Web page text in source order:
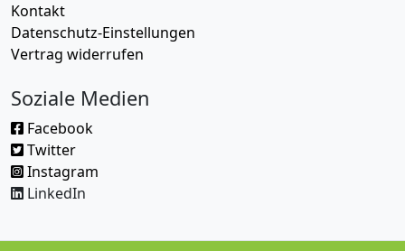
Kontakt
Datenschutz-Einstellungen
Vertrag widerrufen
Soziale Medien
Facebook
Twitter
Instagram
LinkedIn